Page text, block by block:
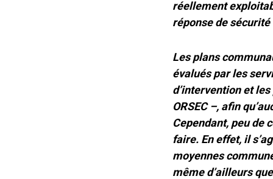
réellement
réponse de
Les plans
évalués par les
d’intervention et
ORSEC –, afin
Cependant, peu de
faire. En effet, il
moyennes
même d’ailleurs